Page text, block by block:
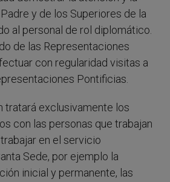
y de los Superiores de la
al personal de rol diplomático.
de las Representaciones
con regularidad visitas a
Pontificias.
tratará exclusivamente los
con las personas que trabajan
en el servicio
Sede, por ejemplo la
inicial y permanente, las